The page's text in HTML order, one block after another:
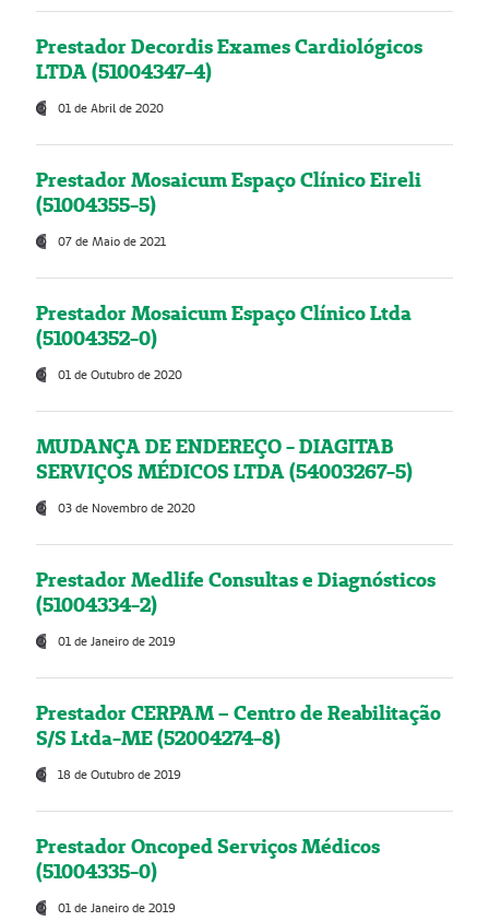
Prestador Decordis Exames Cardiológicos
LTDA (51004347-4)
01 de Abril de 2020
Prestador Mosaicum Espaço Clínico Eireli
(51004355-5)
07 de Maio de 2021
Prestador Mosaicum Espaço Clínico Ltda
(51004352-0)
01 de Outubro de 2020
MUDANÇA DE ENDEREÇO - DIAGITAB
SERVIÇOS MÉDICOS LTDA (54003267-5)
03 de Novembro de 2020
Prestador Medlife Consultas e Diagnósticos
(51004334-2)
01 de Janeiro de 2019
Prestador CERPAM – Centro de Reabilitação
S/S Ltda-ME (52004274-8)
18 de Outubro de 2019
Prestador Oncoped Serviços Médicos
(51004335-0)
01 de Janeiro de 2019